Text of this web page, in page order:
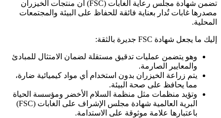
تضمن شهادة مجلس رعاية الغابات (FSC) أن منتجات الخيزران
مصدرها غابات تُدار بعناية فائقة للحفاظ على البيئة والمجتمعات
المحلية.
إليك ما يجعل شهادة FSC جديرة بالثقة:
وهو يتضمن عمليات تدقيق مستقلة لضمان الامتثال للمبادئ
والمعايير الصارمة.
يتم زراعة الخيزران بدون استخدام أي مواد كيميائية ضارة،
مما يحافظ على صحة البيئة.
وتؤيد منظمات مثل منظمة السلام الأخضر ومؤسسة الحياة
البرية العالمية شهادة مجلس الإشراف على الغابات (FSC)
باعتبارها علامة موثوقة على الاستدامة.